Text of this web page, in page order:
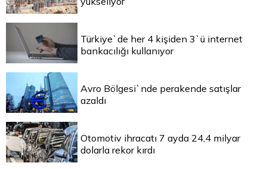
Türkiye`de her 4 kişiden 3`ü internet
bankacılığı kullanıyor
Avro Bölgesi`nde perakende satışlar
azaldı
Otomotiv ihracatı 7 ayda 24,4 milyar
dolarla rekor kırdı